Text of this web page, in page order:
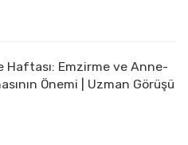
Haftası: Emzirme ve Anne-
Önemi | Uzman Görüşü